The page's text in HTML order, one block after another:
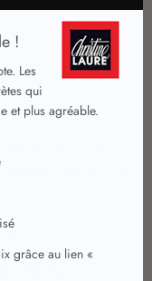
courtes 3/4
Parkas
collection